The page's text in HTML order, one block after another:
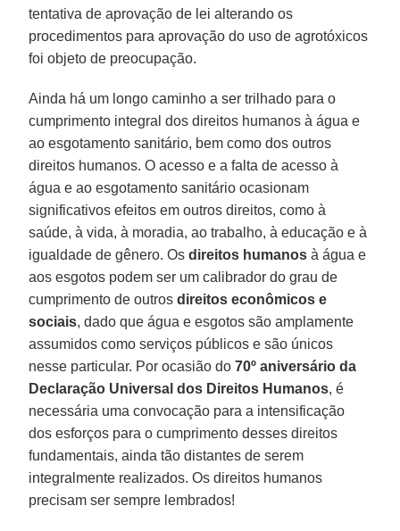
tentativa de aprovação de lei alterando os
procedimentos para aprovação do uso de agrotóxicos
foi objeto de preocupação.
Ainda há um longo caminho a ser trilhado para o
cumprimento integral dos direitos humanos à água e
ao esgotamento sanitário, bem como dos outros
direitos humanos. O acesso e a falta de acesso à
água e ao esgotamento sanitário ocasionam
significativos efeitos em outros direitos, como à
saúde, à vida, à moradia, ao trabalho, à educação e à
igualdade de gênero. Osdireitos humanos à água e
aos esgotos podem ser um calibrador do grau de
cumprimento de outrosdireitos econômicos e
sociais, dado que água e esgotos são amplamente
assumidos como serviços públicos e são únicos
nesse particular. Por ocasião do70º aniversário da
Declaração Universal dos Direitos Humanos, é
necessária uma convocação para a intensificação
dos esforços para o cumprimento desses direitos
fundamentais, ainda tão distantes de serem
integralmente realizados. Os direitos humanos
precisam ser sempre lembrados!